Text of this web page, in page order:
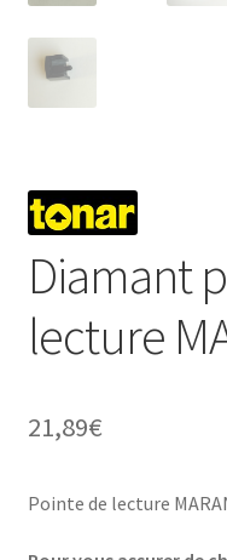
Diamant
lecture
21,89€
Pointe de lecture